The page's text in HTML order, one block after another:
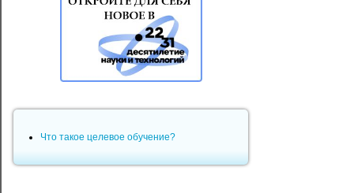
Что такое целевое обучение?